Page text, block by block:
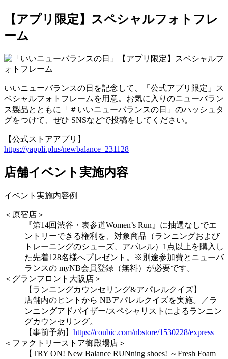
【アプリ限定】スペシャルフォトフレ
ーム
いいニューバランスの日を記念して、「公式アプリ限定」ス
ペシャルフォトフレームを用意。お気に入りのニューバラン
ス製品とともに「＃いいニューバランスの日」のハッシュタ
グをつけて、ぜひ SNSなどで投稿をしてください。
【公式ストアアプリ】
https://yappli.plus/newbalance_231128
店舗イベント実施内容
イベント実施内容例
＜原宿店＞
『第14回渋谷・表参道Women’s Run』に抽選なしでエ
ントリーできる権利を、対象商品（ランニングおよび
トレーニングのシューズ、アパレル）1点以上を購入し
た先着128名様へプレゼント。※別途参加費とニューバ
ランスの myNB会員登録（無料）が必要です。
＜グランフロント大阪店＞
【ランニングカウンセリング&アパレルクイズ】
店舗内のヒントから NBアパレルクイズを実施。／ラ
ンニングアドバイザー/スペシャリストによるランニン
グカウンセリング。
【事前予約】 https://coubic.com/nbstore/1530228/express
＜ファクトリーストア御殿場店＞
【TRY ON! New Balance RUNning shoes! ～Fresh Foam